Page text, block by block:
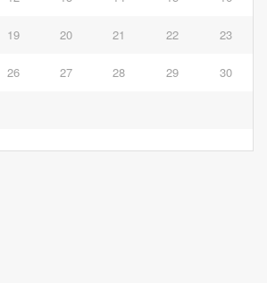
19 20 21 22 23
26 27 28 29 30